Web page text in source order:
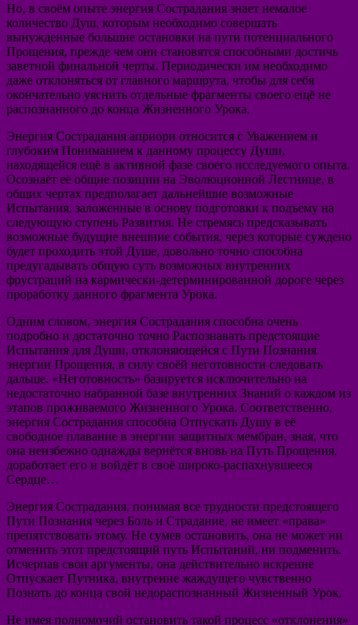
Но, в своём опыте энергия Сострадания знает немалое
количество Душ, которым необходимо совершать
вынужденные большие остановки на пути потенциального
Прощения, прежде чем они становятся способными достичь
заветной финальной черты. Периодически им необходимо
даже отклоняться от главного маршрута, чтобы для себя
окончательно уяснить отдельные фрагменты своего ещё не
распознанного до конца Жизненного Урока.
Энергия Сострадания априори относится с Уважением и
глубоким Пониманием к данному процессу Души,
находящейся ещё в активной фазе своего исследуемого опыта.
Осознаёт её общие позиции на Эволюционной Лестнице, в
общих чертах предполагает дальнейшие возможные
Испытания, заложенные в основу подготовки к подъему на
следующую ступень Развития. Не стремясь предсказывать
возможные будущие внешние события, через которые суждено
будет проходить этой Душе, довольно точно способна
предугадывать общую суть возможных внутренних
фрустраций на кармически-детерминированной дороге через
проработку данного фрагмента Урока.
Одним словом, энергия Сострадания способна очень
подробно и достаточно точно Распознавать предстоящие
Испытания для Души, отклоняющейся с Пути Познания
энергии Прощения, в силу своёй неготовности следовать
дальше. «Неготовность» базируется исключительно на
недостаточно набранной базе внутренних Знаний о каждом из
этапов проживаемого Жизненного Урока. Соответственно,
энергия Сострадания способна Отпускать Душу в её
свободное плавание в энергии защитных мембран, зная, что
она неизбежно однажды вернётся вновь на Путь Прощения,
доработает его и войдёт в своё широко-распахнувшееся
Сердце…
Энергия Сострадания, понимая все трудности предстоящего
Пути Познания через Боль и Страдание, не имеет «права»
препятствовать этому. Не сумев остановить, она не может ни
отменить этот предстоящий путь Испытаний, ни подменить.
Исчерпав свои аргументы, она действительно искренне
Отпускает Путника, внутренне жаждущего чувственно
Познать до конца свой недораспознанный Жизненный Урок.
Не имея полномочий остановить такой процесс «отклонения»